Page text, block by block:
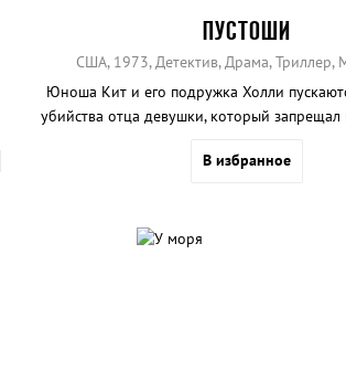
ПУСТОШИ
США, 1973, Детектив, Драма, Триллер,
Юноша Кит и его подружка Холли
убийства отца девушки, который запрещал
В избранное